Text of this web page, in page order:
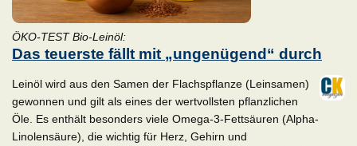
ÖKO-TEST Bio-Leinöl:
Das teuerste fällt mit „ungenügend“ durch
Leinöl wird aus den Samen der Flachspflanze (Leinsamen)
gewonnen und gilt als eines der wertvollsten pflanzlichen
Öle. Es enthält besonders viele Omega-3-Fettsäuren (Alpha-
Linolensäure), die wichtig für Herz, Gehirn und